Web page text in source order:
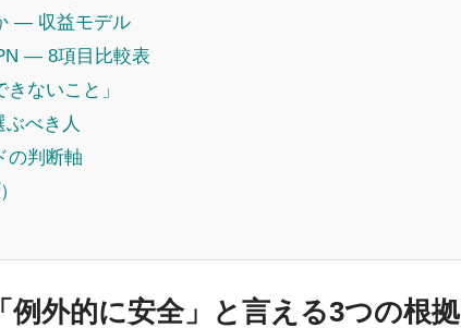
— 収益モデル
— 8項目比較表
ないこと」
べき人
の判断軸
外的に安全」と言える3つの根拠